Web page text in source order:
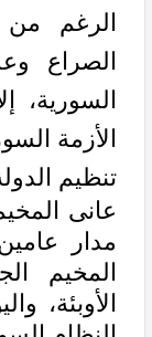
الرغم من
الصراع
السورية،
الأزمة
تنظيم
عانى
مدار
المخيم
الأوبئة،